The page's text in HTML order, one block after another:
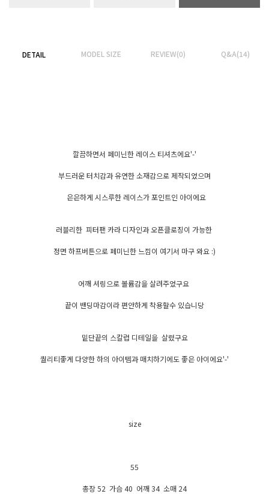
DETAIL MODEL SIZE REVIEW(0) Q&A(14)
깔끔하면서 페미닌한 레이스 티셔츠에요'-'
부드러운 터치감과 유연한 소재감으로 제작되었으며
은은하게 시스루한 레이스가 포인트인 아이에요
러블리한 피터팬 카라 디자인과 오픈클로징이 가능한
정면 하프버튼으로 페미닌한 느낌이 여기서 마구 와요 :)
어깨 셔링으로 볼륨감을 살려주었구요
끝이 밴딩마감이라 편안하게 착용할수 있습니당
밑단끝의 스칼럽 디테일을 살렸구요
퀄리티좋게 다양한 하의 아이템과 매치하기에도 좋은 아이에요'-'
size
55
총장 52 가슴 40 어깨 34 소매 24